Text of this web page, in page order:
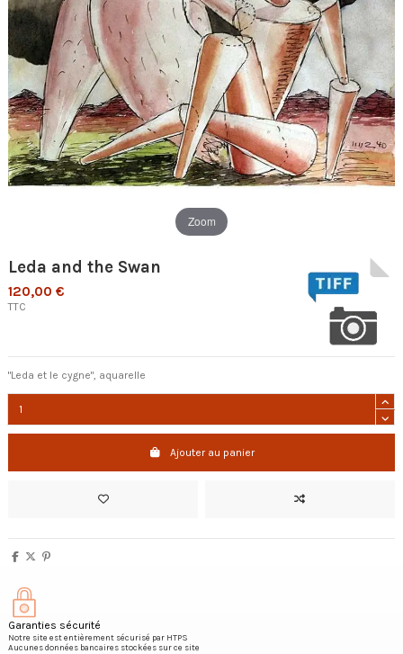
Zoom
Leda and the Swan
120,00 €
TTC
"Leda et le cygne", aquarelle
Ajouter au panier
Garanties sécurité
Notre site est entièrement sécurisé par HTPS
Aucunes données bancaires stockées sur ce site